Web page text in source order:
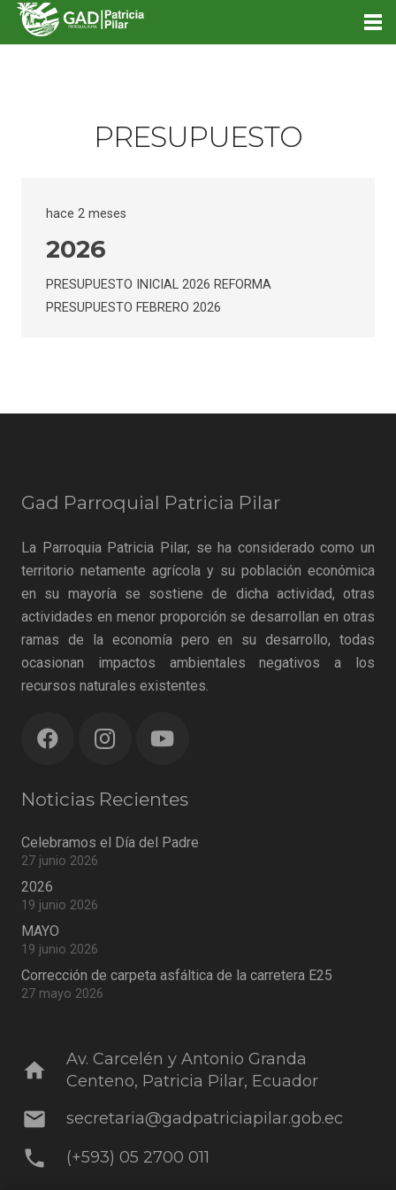
PRESUPUESTO
hace 2 meses
2026
PRESUPUESTO INICIAL 2026 REFORMA
PRESUPUESTO FEBRERO 2026
Gad Parroquial Patricia Pilar
La Parroquia Patricia Pilar, se ha considerado como un
territorio netamente agrícola y su población económica
en su mayoría se sostiene de dicha actividad, otras
actividades en menor proporción se desarrollan en otras
ramas de la economía pero en su desarrollo, todas
ocasionan impactos ambientales negativos a los
recursos naturales existentes.
Noticias Recientes
Celebramos el Día del Padre
27 junio 2026
2026
19 junio 2026
MAYO
19 junio 2026
Corrección de carpeta asfáltica de la carretera E25
27 mayo 2026
home
Av. Carcelén y Antonio Granda
Centeno, Patricia Pilar, Ecuador
mail secretaria@gadpatriciapilar.gob.ec
phone (+593) 05 2700 011